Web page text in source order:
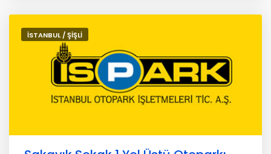
İSTANBUL / ŞİŞLİ